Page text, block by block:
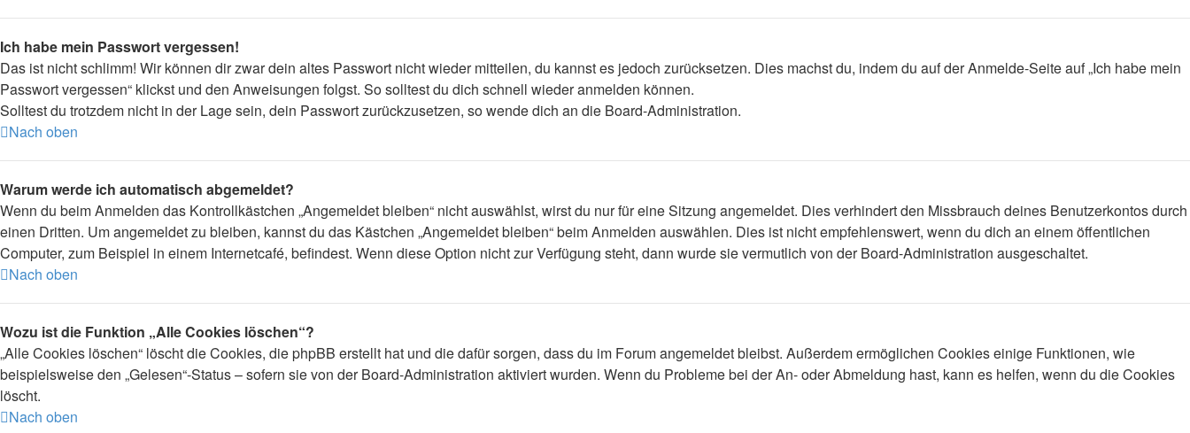
Ich habe mein Passwort vergessen!
Das ist nicht schlimm! Wir können dir zwar dein altes Passwort nicht wieder mitteilen, du kannst es jedoch zurücksetzen. Dies machst du, indem du auf der Anmelde-Seite auf „Ich habe mein
Passwort vergessen“ klickst und den Anweisungen folgst. So solltest du dich schnell wieder anmelden können.
Solltest du trotzdem nicht in der Lage sein, dein Passwort zurückzusetzen, so wende dich an die Board-Administration.
Nach oben
Warum werde ich automatisch abgemeldet?
Wenn du beim Anmelden das Kontrollkästchen „Angemeldet bleiben“ nicht auswählst, wirst du nur für eine Sitzung angemeldet. Dies verhindert den Missbrauch deines Benutzerkontos durch
einen Dritten. Um angemeldet zu bleiben, kannst du das Kästchen „Angemeldet bleiben“ beim Anmelden auswählen. Dies ist nicht empfehlenswert, wenn du dich an einem öffentlichen
Computer, zum Beispiel in einem Internetcafé, befindest. Wenn diese Option nicht zur Verfügung steht, dann wurde sie vermutlich von der Board-Administration ausgeschaltet.
Nach oben
Wozu ist die Funktion „Alle Cookies löschen“?
„Alle Cookies löschen“ löscht die Cookies, die phpBB erstellt hat und die dafür sorgen, dass du im Forum angemeldet bleibst. Außerdem ermöglichen Cookies einige Funktionen, wie
beispielsweise den „Gelesen“-Status – sofern sie von der Board-Administration aktiviert wurden. Wenn du Probleme bei der An- oder Abmeldung hast, kann es helfen, wenn du die Cookies
löscht.
Nach oben